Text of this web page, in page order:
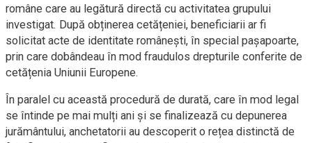
române care au legătură directă cu activitatea grupului
investigat. După obținerea cetățeniei, beneficiarii ar fi
solicitat acte de identitate românești, în special pașapoarte,
prin care dobândeau în mod fraudulos drepturile conferite de
cetățenia Uniunii Europene.
În paralel cu această procedură de durată, care în mod legal
se întinde pe mai mulți ani și se finalizează cu depunerea
jurământului, anchetatorii au descoperit o rețea distinctă de